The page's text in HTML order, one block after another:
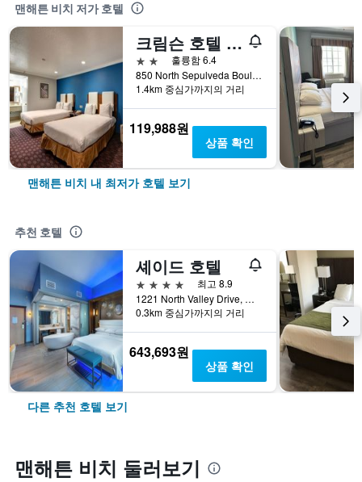
맨해튼 비치 저가 호텔
크림슨 호텔 맨하튼 비치
2성급
훌륭함 6.4
850 North Sepulveda Boulevard, 맨해튼 비치, CA, 미국
1.4km 중심가까지의 거리
119,988원
상품 확인
맨해튼 비치 내 최저가 호텔 보기
추천 호텔
셰이드 호텔
4성급
최고 8.9
1221 North Valley Drive, 맨해튼 비치, CA, 미국
0.3km 중심가까지의 거리
643,693원
상품 확인
다른 추천 호텔 보기
맨해튼 비치 둘러보기